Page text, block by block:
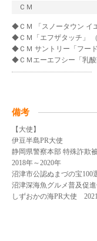
ＣＭ
◆ＣＭ 「スノータウン イ
◆ＣＭ「エフザタッチ」 （
◆ＣＭ サントリー「フー
◆ＣＭエーエフシー「乳酸
備考
【大使】
伊豆半島PR大使
静岡県警察本部 特殊詐欺
2018年～2020年
沼津市公認ぬまづの宝
沼津深海魚グルメ普及促
しずおかの海PR大使